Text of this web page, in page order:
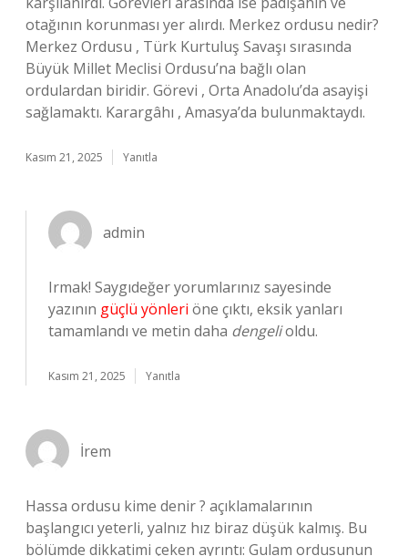
otağının korunması yer alırdı. Merkez ordusu nedir?
Merkez Ordusu , Türk Kurtuluş Savaşı sırasında
Büyük Millet Meclisi Ordusu’na bağlı olan
ordulardan biridir. Görevi , Orta Anadolu’da asayişi
sağlamaktı. Karargâhı , Amasya’da bulunmaktaydı.
Kasım 21, 2025 Yanıtla
admin
Irmak! Saygıdeğer yorumlarınız sayesinde
yazının güçlü yönleri öne çıktı, eksik yanları
tamamlandı ve metin daha dengelioldu.
Kasım 21, 2025 Yanıtla
İrem
Hassa ordusu kime denir ? açıklamalarının
başlangıcı yeterli, yalnız hız biraz düşük kalmış. Bu
bölümde dikkatimi çeken ayrıntı: Gulam ordusunun